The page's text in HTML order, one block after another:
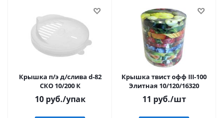
Крышка п/э д/слива d-82
СКО 10/200 К
10руб./упак
Крышка твист офф III-100
Элитная 10/120/16320
11 руб./шт